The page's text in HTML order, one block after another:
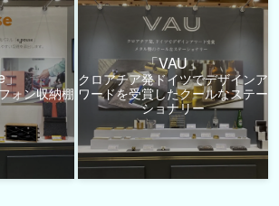
」
ォン収納棚
「VAU」
クロアチア発ドイツでデザインア
ワードを受賞したクールなステー
ショナリー